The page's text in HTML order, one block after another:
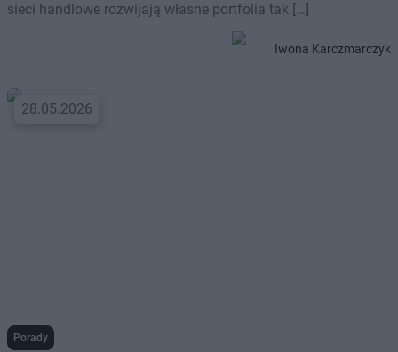
sieci handlowe rozwijają własne portfolia tak […]
Iwona Karczmarczyk
28.05.2026
Porady